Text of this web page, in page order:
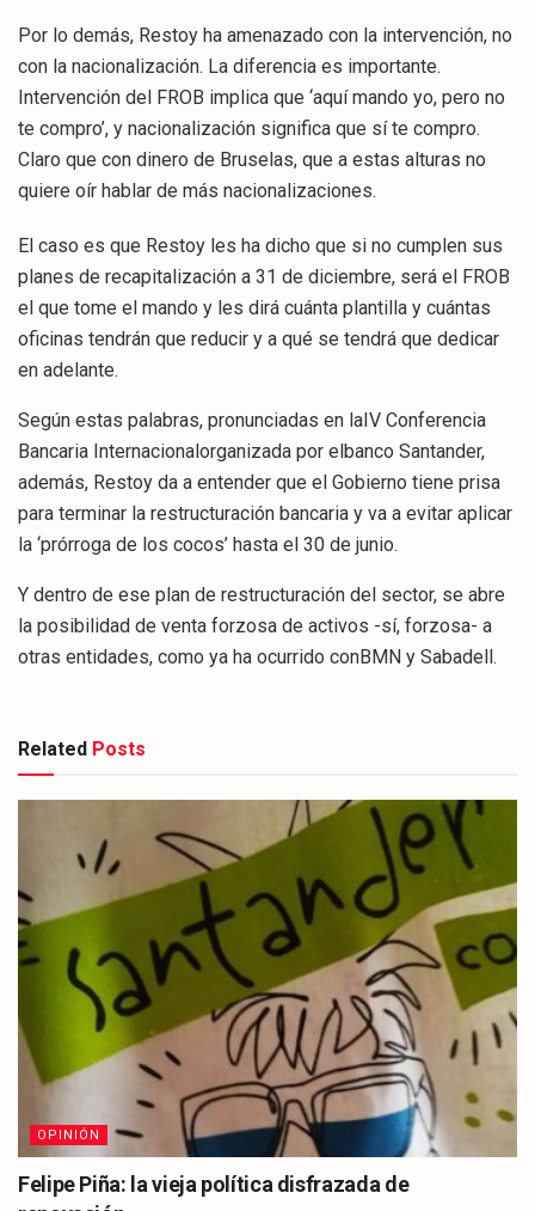
Por lo demás, Restoy ha amenazado con la intervención, no
con la nacionalización. La diferencia es importante.
Intervención del FROB implica que ‘aquí mando yo, pero no
te compro’, y nacionalización significa que sí te compro.
Claro que con dinero de Bruselas, que a estas alturas no
quiere oír hablar de más nacionalizaciones.
El caso es que Restoy les ha dicho que si no cumplen sus
planes de recapitalización a 31 de diciembre, será el FROB
el que tome el mando y les dirá cuánta plantilla y cuántas
oficinas tendrán que reducir y a qué se tendrá que dedicar
en adelante.
Según estas palabras, pronunciadas en laIV Conferencia
Bancaria Internacionalorganizada por elbanco Santander,
además, Restoy da a entender que el Gobierno tiene prisa
para terminar la restructuración bancaria y va a evitar aplicar
la ‘prórroga de los cocos’ hasta el 30 de junio.
Y dentro de ese plan de restructuración del sector, se abre
la posibilidad de venta forzosa de activos -sí, forzosa- a
otras entidades, como ya ha ocurrido conBMN y Sabadell.
Related Posts
OPINIÓN
Felipe Piña: la vieja política disfrazada de